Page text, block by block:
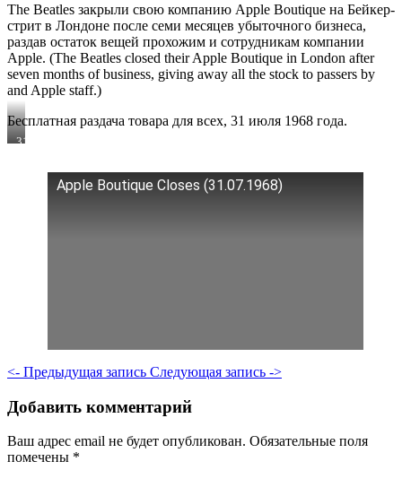
The Beatles закрыли свою компанию Apple Boutique на Бейкер-
стрит в Лондоне после семи месяцев убыточного бизнеса,
раздав остаток вещей прохожим и сотрудникам компании
Apple. (The Beatles closed their Apple Boutique in London after
seven months of business, giving away all the stock to passers by
and Apple staff.)
Бесплатная раздача товара для всех, 31 июля 1968 года.
31st
of
stock
their
Apple
Baker
Apple Boutique Closes (31.07.1968)
<- Предыдущая запись Следующая запись ->
Добавить комментарий
Ваш адрес email не будет опубликован. Обязательные поля
помечены *